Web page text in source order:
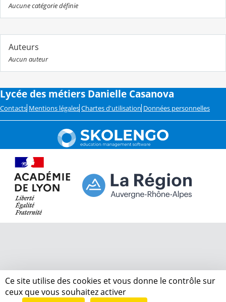
Aucune catégorie définie
Auteurs
Aucun auteur
Lycée des métiers Danielle Casanova
Contacts Mentions légales Chartes d'utilisation Données personnelles
Ce site utilise des cookies et vous donne le contrôle sur
ceux que vous souhaitez activer